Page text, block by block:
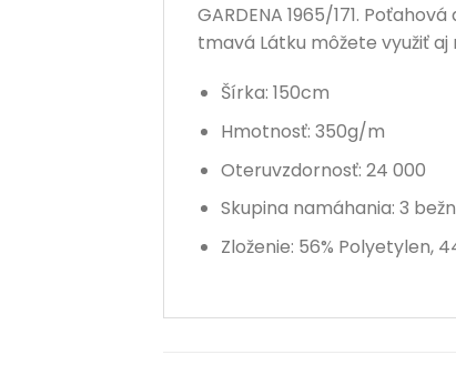
GARDENA 1965/171.
tmavá Látku môžete využiť
Šírka: 150cm
Hmotnosť: 350g/m
Oteruvzdornosť: 24 000
Skupina namáhania: 3
Zloženie: 56% Polyetylen,